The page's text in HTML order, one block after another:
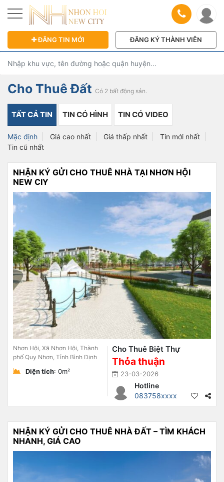
ĐĂNG TIN MỚI ĐĂNG KÝ THÀNH VIÊN
Cho Thuê Đất Có 2 bất động sản.
TẤT CẢ TIN TIN CÓ HÌNH TIN CÓ VIDEO
Mặc định Giá cao nhất Giá thấp nhất
Tin mới nhất
Tin cũ nhất
NHẬN KÝ GỬI CHO THUÊ NHÀ TẠI NHƠN HỘI
NEW CIY
Nhơn Hội, Xã Nhơn Hội, Thành
phố Quy Nhơn, Tỉnh Bình Định
Diện tích: 0m²
Cho Thuê Biệt Thự
Thỏa thuận
23-03-2026
Hotline
083758xxxx
NHẬN KÝ GỬI CHO THUÊ NHÀ ĐẤT – TÌM KHÁCH
NHANH, GIÁ CAO